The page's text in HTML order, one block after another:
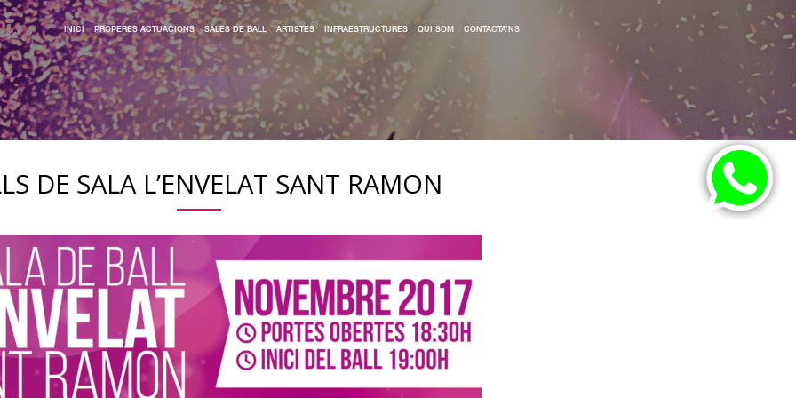
INICI PROPERES ACTUACIONS SALES DE BALL ARTISTES INFRAESTRUCTURES QUI SOM CONTACTA’NS
DE SALA L’ENVELAT SANT RAMON